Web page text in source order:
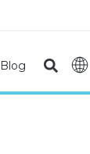
Blog